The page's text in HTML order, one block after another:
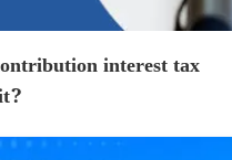
interest tax